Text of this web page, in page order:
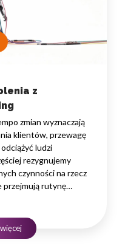
z
zmian wyznaczają
klientów, przewagę
ludzi
rezygnujemy
czynności na rzecz
rutynę
— wpływa